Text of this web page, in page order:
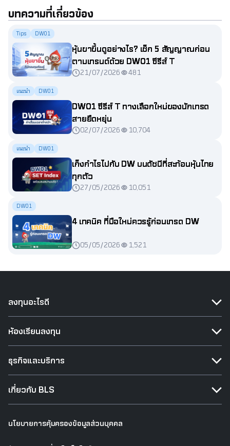
บทความที่เกี่ยวข้อง
Tips DW01
หุ้นขาขึ้นดูอย่างไร? เช็ก 5 สัญญาณก่อน
ตามเทรนด์ด้วย DW01 ซีรีส์ T
21/07/2026 481
แนะนำ DW01
DW01 ซีรีส์ T ทางเลือกใหม่ของนักเทรด
สายยืดหยุ่น
02/07/2026 10,704
แนะนำ DW01
เก็งกำไรไปกับ DW บนดัชนีที่สะท้อนหุ้นไทย
ทุกตัว
27/05/2026 10,051
DW01
4 เทคนิค ที่มือใหม่ควรรู้ก่อนเทรด DW
05/05/2026 1,521
ลงทุนอะไรดี
ห้องเรียนลงทุน
ธุรกิจและบริการ
เกี่ยวกับ BLS
นโยบายการคุ้มครองข้อมูลส่วนบุคคล